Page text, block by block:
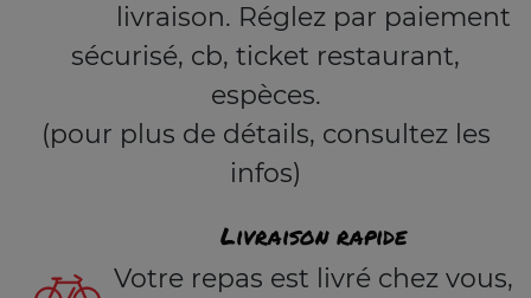
livraison. Réglez par paiement
sécurisé, cb, ticket restaurant,
espèces.
(pour plus de détails, consultez les
infos)
Livraison rapide
Votre repas est livré chez vous,